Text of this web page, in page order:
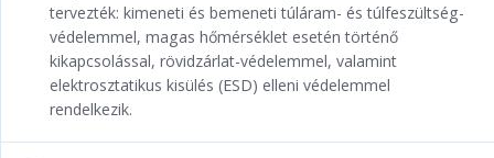
tervezték: kimeneti és bemeneti túláram- és túlfeszültség-
védelemmel, magas hőmérséklet esetén történő
kikapcsolással, rövidzárlat-védelemmel, valamint
elektrosztatikus kisülés (ESD) elleni védelemmel
rendelkezik.